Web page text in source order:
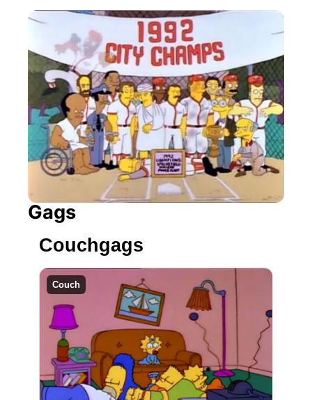
Gags
Couchgags
Couch